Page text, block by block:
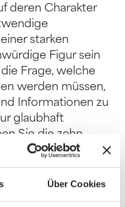
Über Cookies
deren Charakter
starken
Figur sein
Frage, welche
werden müssen,
Informationen zu
glaubhaft
Sie die zehn
die für den
Dynamische
den Leser direkt
dass es ihm